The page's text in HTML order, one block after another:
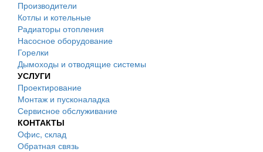
Производители
Котлы и котельные
Радиаторы отопления
Насосное оборудование
Горелки
Дымоходы и отводящие системы
УСЛУГИ
Проектирование
Монтаж и пусконаладка
Сервисное обслуживание
КОНТАКТЫ
Офис, склад
Обратная связь